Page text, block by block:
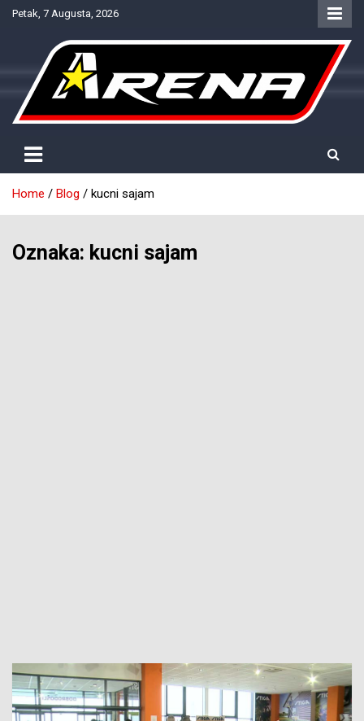
SkipPetak, 7 Augusta, 2026
NTV Arena
Home Blog kucni sajam
Oznaka: kucni sajam